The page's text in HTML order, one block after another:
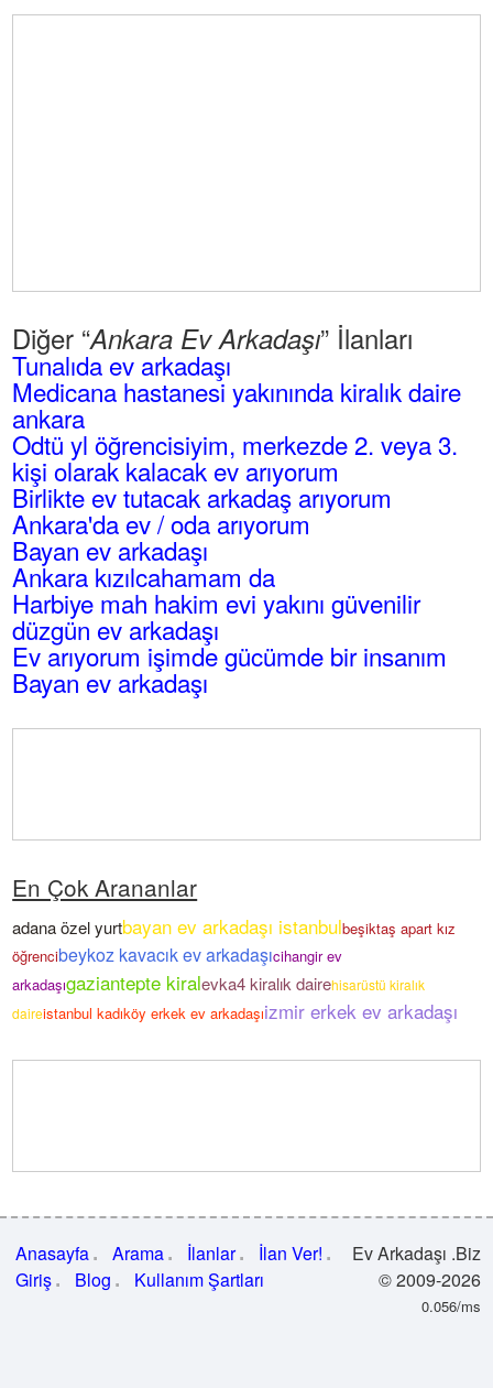
Diğer “Ankara Ev Arkadaşı” İlanları
Tunalıda ev arkadaşı
Medicana hastanesi yakınında kiralık daire
ankara
Odtü yl öğrencisiyim, merkezde 2. veya 3.
kişi olarak kalacak ev arıyorum
Birlikte ev tutacak arkadaş arıyorum
Ankara'da ev / oda arıyorum
Bayan ev arkadaşı
Ankara kızılcahamam da
Harbiye mah hakim evi yakını güvenilir
düzgün ev arkadaşı
Ev arıyorum işimde gücümde bir insanım
Bayan ev arkadaşı
En Çok Arananlar
adana özel yurtbayan ev arkadaşı istanbulbeşiktaş apart kız
öğrencibeykoz kavacık ev arkadaşıcihangir ev
arkadaşıgaziantepte kiralevka4 kiralık dairehisarüstü kiralık
daireistanbul kadıköy erkek ev arkadaşıizmir erkek ev arkadaşı
Anasayfa Arama İlanlar
İlan Ver!
Giriş
Blog Kullanım Şartları
Ev Arkadaşı .Biz
© 2009-2026
0.056/ms